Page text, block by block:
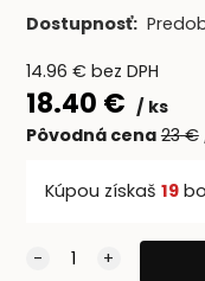
Dostupnosť:
14.96 € bez DPH
18.40 €
ks
Pôvodná cena 23€
Kúpou získaš 19